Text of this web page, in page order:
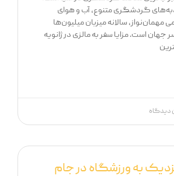
گردشگری متنوع، آب و هوای
سالانه میزبان میلیون‌ها
است. مزایا سفر به مالزی در ژانویه
دیدگاه
به ورزشگاه در جام